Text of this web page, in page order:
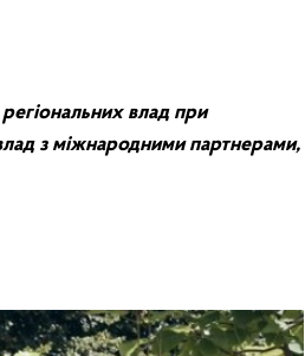
влад при
з міжнародними партнерами,